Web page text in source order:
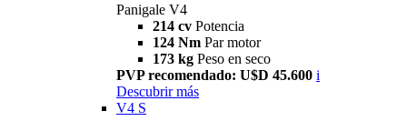
Panigale V4
214 cv Potencia
124 Nm Par motor
173 kg Peso en seco
PVP recomendado: U$D 45.600 i
Descubrir más
V4 S